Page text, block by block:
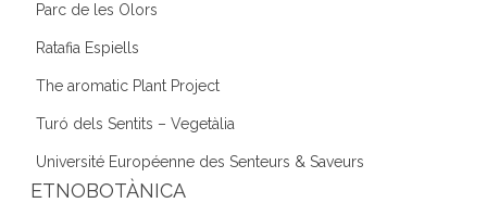
Parc de les Olors
Ratafia Espiells
The aromatic Plant Project
Turó dels Sentits – Vegetàlia
Université Européenne des Senteurs & Saveurs
ETNOBOTÀNICA